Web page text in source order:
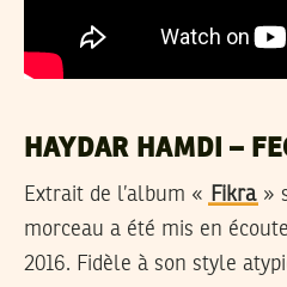
HAYDAR HAMDI –
Extrait de l’album « Fikra »
morceau a été mis en
2016. Fidèle à son style